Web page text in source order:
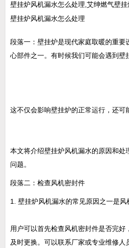
壁挂炉风机漏水怎么处理,艾绅燃气壁挂
壁挂炉风机漏水怎么处理
段落一：壁挂炉是现代家庭取暖的重要
心部件之一。有时候我们可能会遇到壁
这不仅会影响壁挂炉的正常运行，还可
本文将介绍壁挂炉风机漏水的原因和处
问题。
段落二：检查风机密封件
1. 壁挂炉风机漏水的常见原因之一是风
用户可以首先检查风机密封件是否完好
及时更换。可以联系厂家或专业维修人